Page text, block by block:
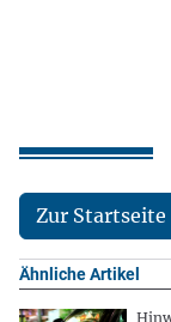
Zur Startseite
Ähnliche Artikel